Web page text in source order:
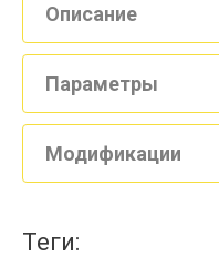
Описание
Параметры
Модификации
теги: